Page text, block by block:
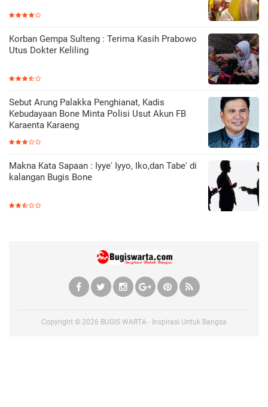
Korban Gempa Sulteng : Terima Kasih Prabowo
Utus Dokter Keliling
Sebut Arung Palakka Penghianat, Kadis
Kebudayaan Bone Minta Polisi Usut Akun FB
Karaenta Karaeng
Makna Kata Sapaan : Iyye' Iyyo, Iko,dan Tabe' di
kalangan Bugis Bone
Copyright © 2026 BUGIS WARTA - Inspirasi Untuk Bangsa